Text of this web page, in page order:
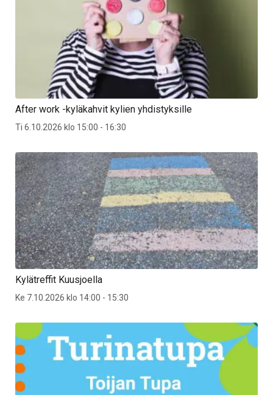
After work -kyläkahvit kylien yhdistyksille
Ti 6.10.2026 klo 15:00 - 16:30
Kylätreffit Kuusjoella
Ke 7.10.2026 klo 14:00 - 15:30